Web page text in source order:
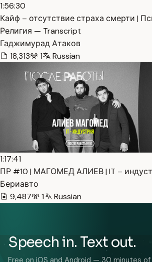
1:56:30
Кайф – отсутствие страха смерти |
Религия — Transcript
Гаджимурад Атаков
18,313
1 Russian
1:17:41
ПР #10 | МАГОМЕД АЛИЕВ | IT –
Бериавто
9,487
1 Russian
Speech in. Text out.
Free on iOS and Android — 30 minutes